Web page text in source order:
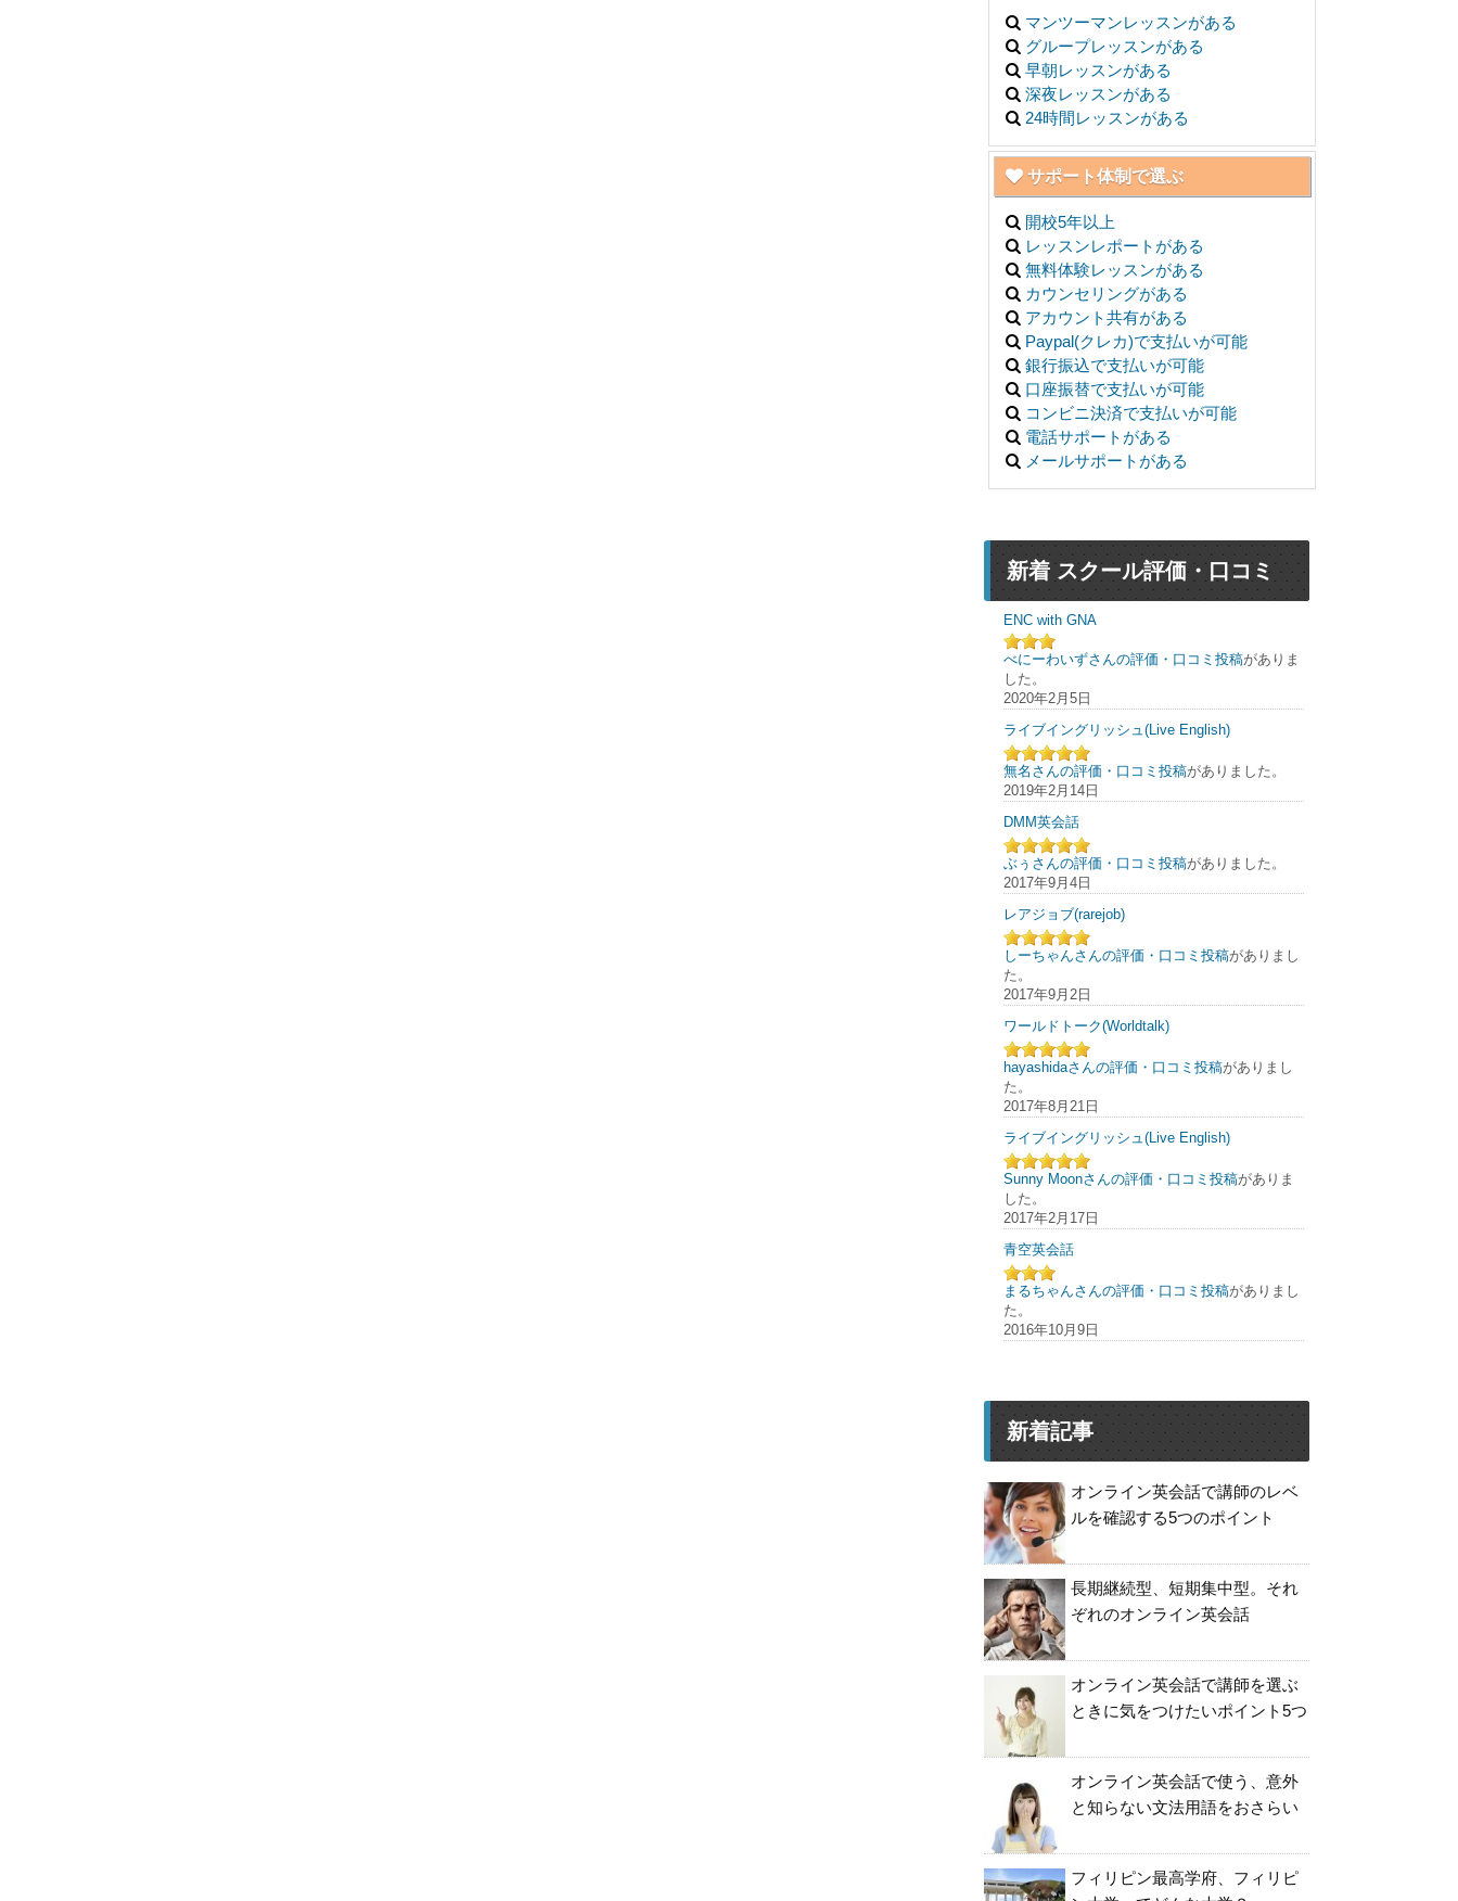
マンツーマンレッスンがある
グループレッスンがある
早朝レッスンがある
深夜レッスンがある
24時間レッスンがある
サポート体制で選ぶ
開校5年以上
レッスンレポートがある
無料体験レッスンがある
カウンセリングがある
アカウント共有がある
Paypal(クレカ)で支払いが可能
銀行振込で支払いが可能
口座振替で支払いが可能
コンビニ決済で支払いが可能
電話サポートがある
メールサポートがある
新着 スクール評価・口コミ
ENC with GNA
べにーわいずさんの評価・口コミ投稿がありま
した。
2020年2月5日
ライブイングリッシュ(Live English)
無名さんの評価・口コミ投稿がありました。
2019年2月14日
DMM英会話
ぶぅさんの評価・口コミ投稿がありました。
2017年9月4日
レアジョブ(rarejob)
しーちゃんさんの評価・口コミ投稿がありまし
た。
2017年9月2日
ワールドトーク(Worldtalk)
hayashidaさんの評価・口コミ投稿がありまし
た。
2017年8月21日
ライブイングリッシュ(Live English)
Sunny Moonさんの評価・口コミ投稿がありま
した。
2017年2月17日
青空英会話
まるちゃんさんの評価・口コミ投稿がありまし
た。
2016年10月9日
新着記事
オンライン英会話で講師のレベ
ルを確認する5つのポイント
長期継続型、短期集中型。それ
ぞれのオンライン英会話
オンライン英会話で講師を選ぶ
ときに気をつけたいポイント5つ
オンライン英会話で使う、意外
と知らない文法用語をおさらい
フィリピン最高学府、フィリピ